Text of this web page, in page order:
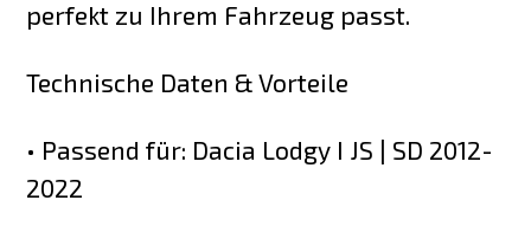
perfekt zu Ihrem Fahrzeug passt.
Technische Daten & Vorteile
• Passend für: Dacia Lodgy I JS | SD 2012-
2022